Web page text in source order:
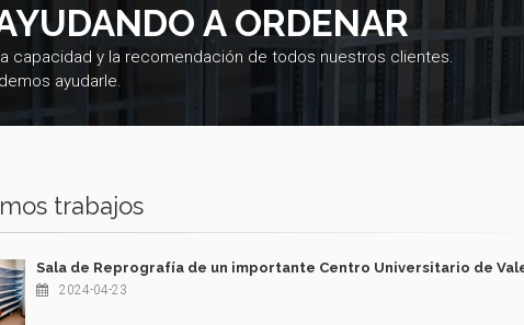
A ORDENAR
capacidad y la recomendación de todos nuestros clientes.
ayudarle.
trabajos
Sala de Reprografía de un importante Centro Universitario de
2024-04-23